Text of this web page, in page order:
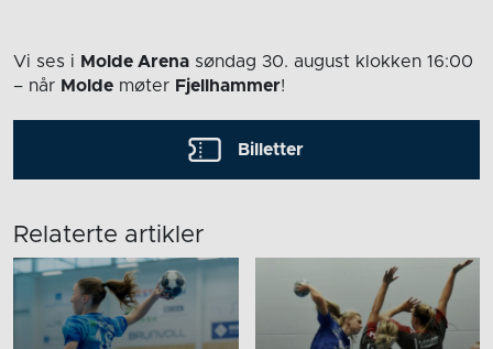
Vi ses i Molde Arena søndag 30. august klokken 16:00
– når Molde møter Fjellhammer!
Billetter
Relaterte artikler